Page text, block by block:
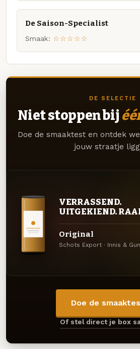
De Saison-Specialist
Smaak: ☆☆☆☆☆
DE SELECTIE
Niet stoppen bij
Doe de smaaktest en ontdek
jouw straatje
VERRASSEND.
UITGEKIEND.
Original
Schots Export · Innis &
Doe de
Of stel direct je box